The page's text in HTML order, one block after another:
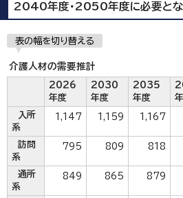
2040年度・2050年度に必要と
表の幅を切り替える
介護人材の需要推計
2026
年度
2030
年度
2035
年度
入所
系
1,147 1,159 1,167
訪問
系
795 809 818
通所
系
849 865 879